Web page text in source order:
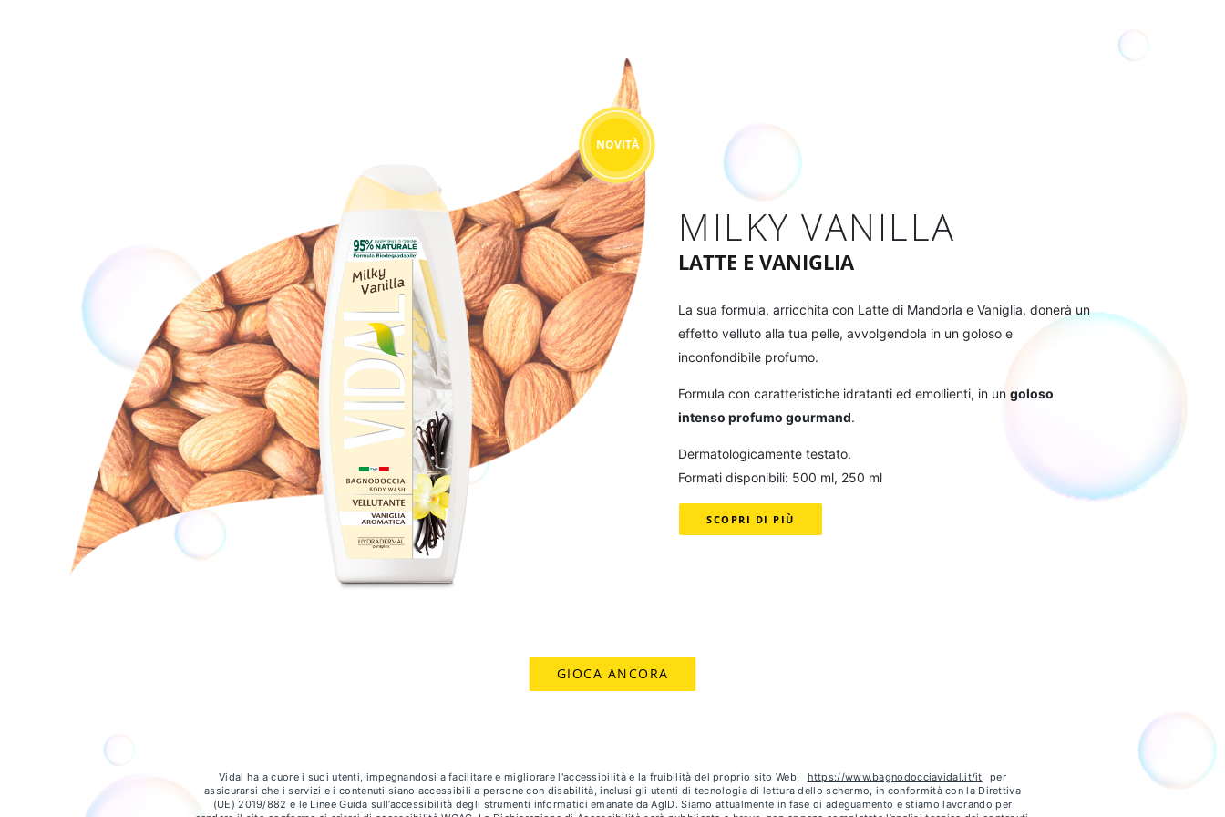
NOVITÀ
MILKY VANILLA
LATTE E VANIGLIA
La sua formula, arricchita con Latte di Mandorla e Vaniglia, donerà un
effetto velluto alla tua pelle, avvolgendola in un goloso e
inconfondibile profumo.
Formula con caratteristiche idratanti ed emollienti, in un goloso
intenso profumo gourmand.
Dermatologicamente testato.
Formati disponibili: 500 ml, 250 ml
SCOPRI DI PIÙ
GIOCA ANCORA
Vidal ha a cuore i suoi utenti, impegnandosi a facilitare e migliorare l'accessibilità e la fruibilità del proprio sito Web, https://www.bagnodocciavidal.it/it
per
assicurarsi che i servizi e i contenuti siano accessibili a persone con disabilità, inclusi gli utenti di tecnologia di lettura dello schermo, in conformità con la Direttiva
(UE) 2019/882 e le Linee Guida sull’accessibilità degli strumenti informatici emanate da AgID. Siamo attualmente in fase di adeguamento e stiamo lavorando per